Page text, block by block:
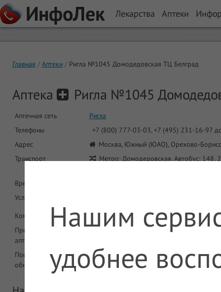
ИнфоЛек Лекарства Аптеки
Главная Аптеки Ригла №1045 Домодедовская ТЦ Белград
Аптека Ригла №1045
Аптечная сеть
Ригла
Телефоны
+7 (800) 777-03-03, +7 (495) 231-16-97
Адрес
Москва, Южный (ЮАО), Орехово-
Транспорт
Метро: Домодедовская. Автобус:
Время работы
Услуги
Комментарий
аптека находится в универсаме " Белград"
Предложений в
аптеке
Последнее
обновление
08.08.2026 06:08
Нашим
удобнее